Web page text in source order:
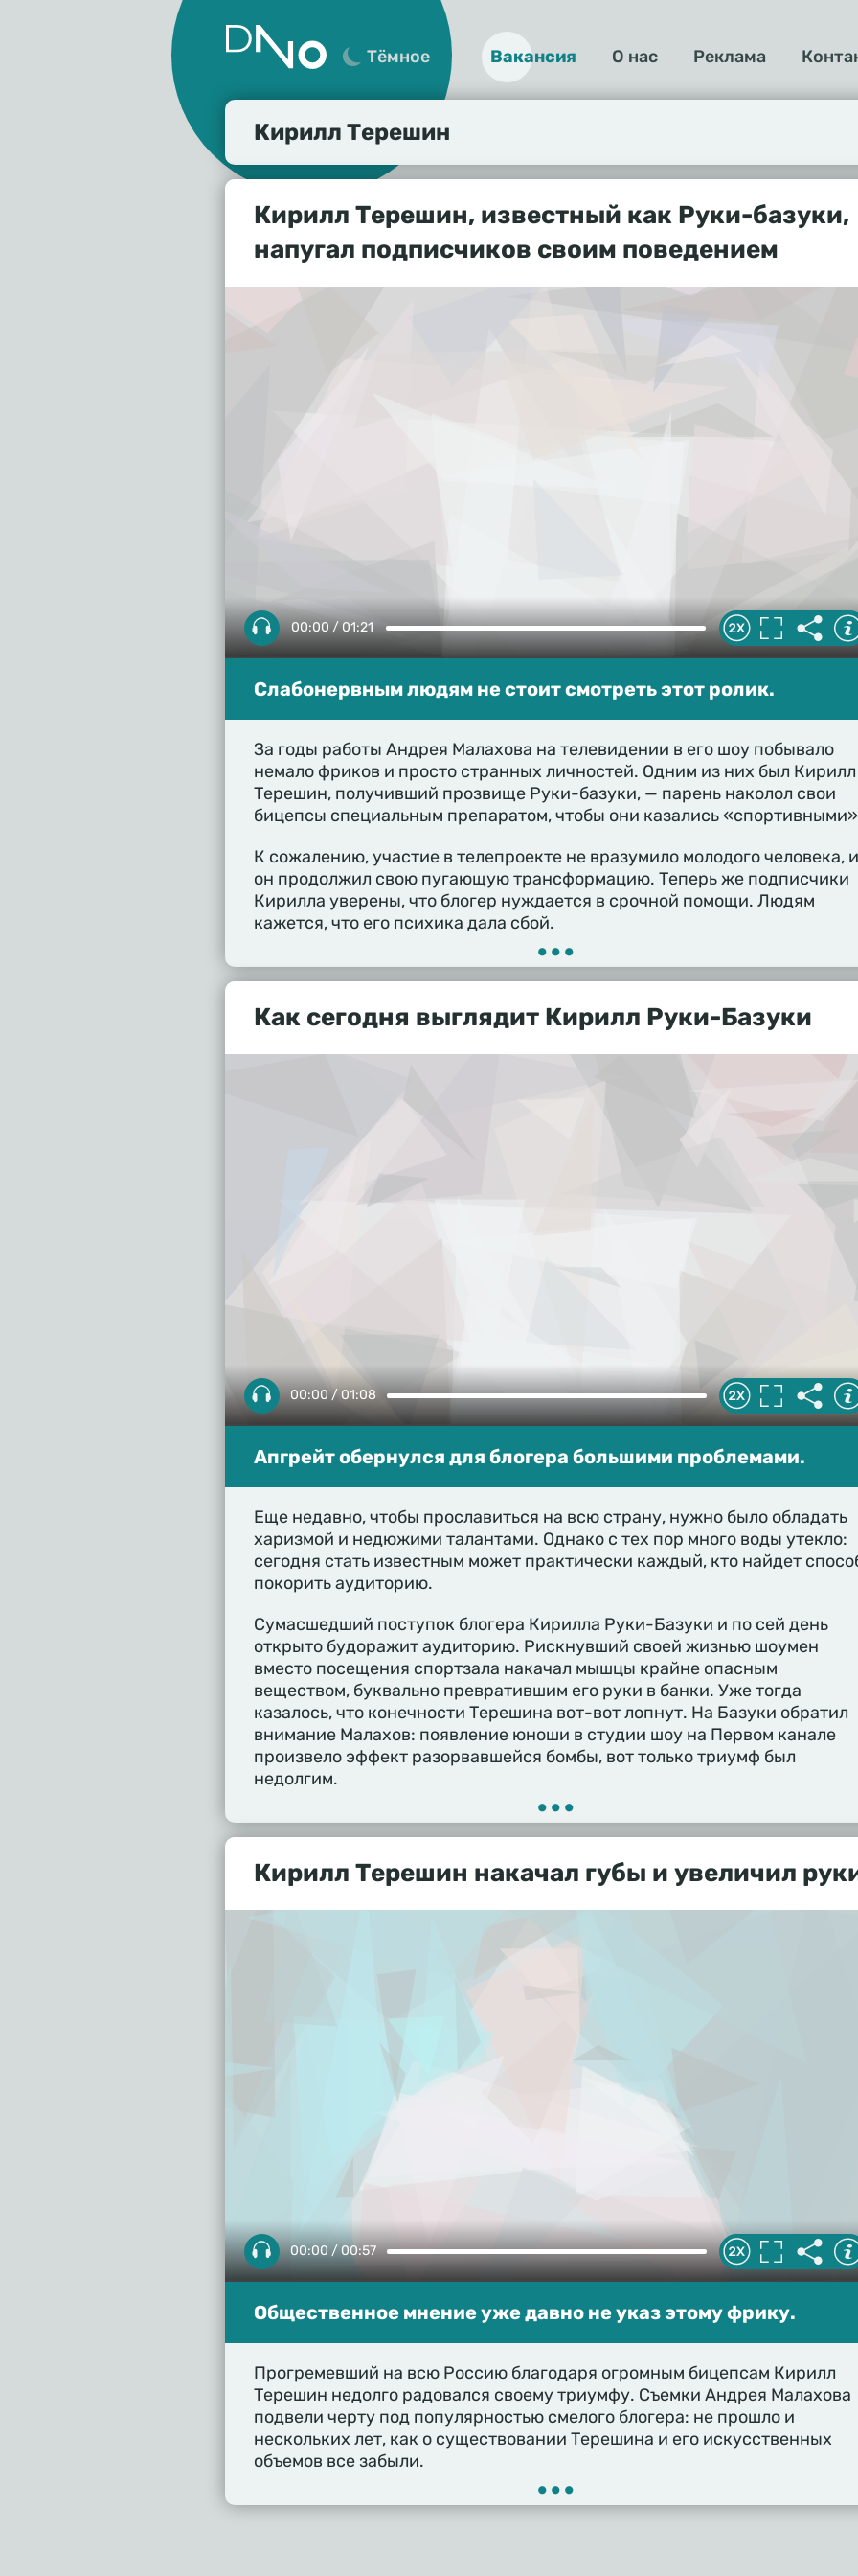
Тёмное
О
нас
Вакансия О нас Реклама
Кирилл Терешин
Кирилл Терешин, известный как Руки-базуки,
напугал подписчиков своим поведением
00:00 / 01:21
Слабонервным людям не стоит смотреть этот ролик.
За годы работы Андрея Малахова на телевидении в его шоу побывало
немало фриков и просто странных личностей. Одним из них был Кирилл
Терешин, получивший прозвище Руки-базуки, — парень наколол свои
бицепсы специальным препаратом, чтобы они казались
К сожалению, участие в телепроекте не вразумило молодого человека, и
он продолжил свою пугающую трансформацию. Теперь же подписчики
Кирилла уверены, что блогер нуждается в срочной помощи. Людям
кажется, что его психика дала сбой.
•••
Как сегодня выглядит Кирилл Руки-Базуки
00:00 / 01:08
Апгрейт обернулся для блогера большими проблемами.
Еще недавно, чтобы прославиться на всю страну, нужно было обладать
харизмой и недюжими талантами. Однако с тех пор много воды утекло:
сегодня стать известным может практически каждый, кто найдет
покорить аудиторию.
Сумасшедший поступок блогера Кирилла Руки-Базуки и по сей день
открыто будоражит аудиторию. Рискнувший своей жизнью шоумен
вместо посещения спортзала накачал мышцы крайне опасным
веществом, буквально превратившим его руки в банки. Уже тогда
казалось, что конечности Терешина вот-вот лопнут. На Базуки обратил
внимание Малахов: появление юноши в студии шоу на Первом канале
произвело эффект разорвавшейся бомбы, вот только триумф был
недолгим.
•••
Кирилл Терешин накачал губы и увеличил
00:00 / 00:57
Общественное мнение уже давно не указ этому фрику.
Прогремевший на всю Россию благодаря огромным бицепсам Кирилл
Терешин недолго радовался своему триумфу. Съемки Андрея Малахова
подвели черту под популярностью смелого блогера: не прошло и
нескольких лет, как о существовании Терешина и его искусственных
объемов все забыли.
•••